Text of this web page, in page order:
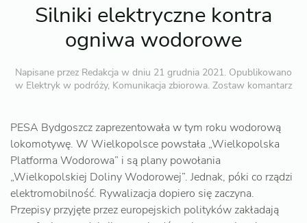
Silniki elektryczne kontra
ogniwa wodorowe
Napisane przez Redakcja w dniu 21 grudnia 2021. Opublikowano
w Elektryk w podróży, Komunikacja zbiorowa. Zostaw komantarz
PESA Bydgoszcz zaprezentowała w tym roku wodorową
lokomotywę. W Wielkopolsce powstała „Wielkopolska
Platforma Wodorowa” i są plany powołania
„Wielkopolskiej Doliny Wodorowej”. Jednak, póki co rządzi
elektromobilność. Rywalizacja dopiero się zaczyna.
Przepisy przyjęte przez europejskich polityków zakładają